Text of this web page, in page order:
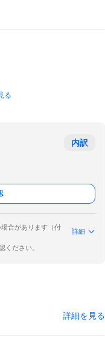
る
内訳
合があります（付
詳細
ください。
詳細を見る